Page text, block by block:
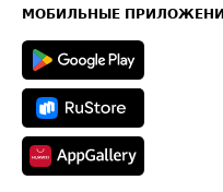
Техническая информация
МОБИЛЬНЫЕ